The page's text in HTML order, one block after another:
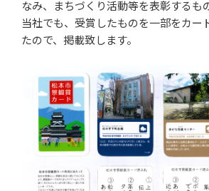
なみ、まちづくり活動等を表彰するも
当社でも、受賞したものを一部をカー
たので、掲載致します。